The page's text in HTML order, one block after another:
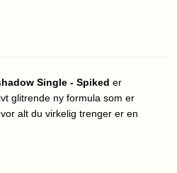
Single - Spiked er
glitrende ny formula som er
alt du virkelig trenger er en